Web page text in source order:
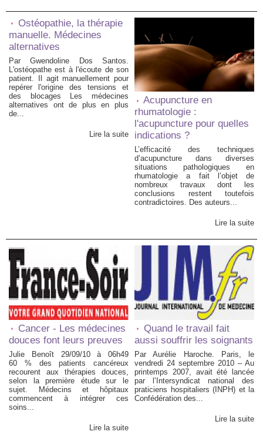
Ostéopathie, la thérapie
manuelle. Médecines
alternatives
Par Gwendoline Dos Santos.
L'ostéopathe est à l'écoute de son
patient. Il agit manuellement pour
repérer l'origine des tensions et
des blocages Les médecines
alternatives ont de plus en plus
de...
Lire la suite
Acupuncture en
rhumatologie :
l'acupuncture pour quelles
indications ?
L’efficacité des techniques
d’acupuncture dans diverses
situations pathologiques en
rhumatologie a fait l’objet de
nombreux travaux dont les
conclusions restent toutefois
contradictoires. Des auteurs...
Lire la suite
Cancer - Les médecines
douces font leurs preuves
Julie Benoît 29/09/10 à 06h49
60 % des patients cancéreux
recourent aux thérapies douces,
selon la première étude sur le
sujet. Médecins et hôpitaux
commencent à intégrer ces
soins...
Lire la suite
Quand le travail fait
aussi souffrir les soignants
Par Aurélie Haroche. Paris, le
vendredi 24 septembre 2010 – Au
printemps 2007, avait été lancée
par l’Intersyndicat national des
praticiens hospitaliers (INPH) et la
Confédération des...
Lire la suite